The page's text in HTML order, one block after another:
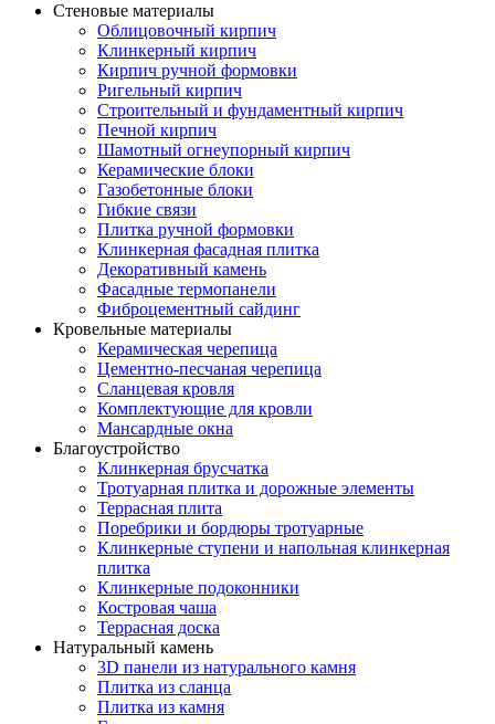
Стеновые материалы
Облицовочный кирпич
Клинкерный кирпич
Кирпич ручной формовки
Ригельный кирпич
Строительный и фундаментный кирпич
Печной кирпич
Шамотный огнеупорный кирпич
Керамические блоки
Газобетонные блоки
Гибкие связи
Плитка ручной формовки
Клинкерная фасадная плитка
Декоративный камень
Фасадные термопанели
Фиброцементный сайдинг
Кровельные материалы
Керамическая черепица
Цементно-песчаная черепица
Сланцевая кровля
Комплектующие для кровли
Мансардные окна
Благоустройство
Клинкерная брусчатка
Тротуарная плитка и дорожные элементы
Террасная плита
Поребрики и бордюры тротуарные
Клинкерные ступени и напольная клинкерная
плитка
Клинкерные подоконники
Костровая чаша
Террасная доска
Натуральный камень
3D панели из натурального камня
Плитка из сланца
Плитка из камня